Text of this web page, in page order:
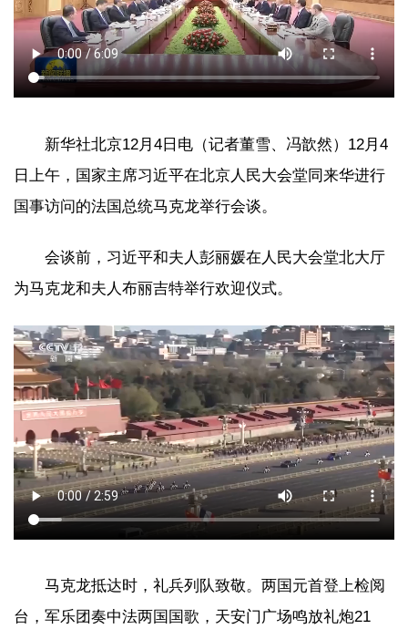
新华社北京12月4日电（记者董雪、冯歆然）12月4
日上午，国家主席习近平在北京人民大会堂同来华进行
国事访问的法国总统马克龙举行会谈。
会谈前，习近平和夫人彭丽媛在人民大会堂北大厅
为马克龙和夫人布丽吉特举行欢迎仪式。
马克龙抵达时，礼兵列队致敬。两国元首登上检阅
台，军乐团奏中法两国国歌，天安门广场鸣放礼炮21